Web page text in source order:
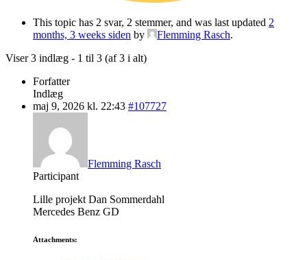
This topic has 2 svar, 2 stemmer, and was last updated 2
months, 3 weeks siden by Flemming Rasch.
Viser 3 indlæg - 1 til 3 (af 3 i alt)
Forfatter
Indlæg
maj 9, 2026 kl. 22:43 #107727
Flemming Rasch
Participant
Lille projekt Dan Sommerdahl
Mercedes Benz GD
Attachments: